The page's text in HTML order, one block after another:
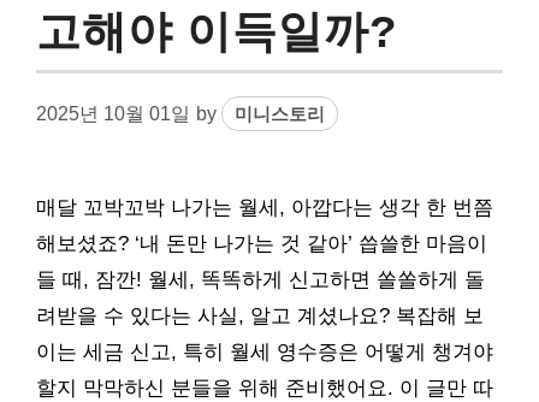
고해야 이득일까?
2025년 10월 01일 by 미니스토리
매달 꼬박꼬박 나가는 월세, 아깝다는 생각 한 번쯤
해보셨죠? ‘내 돈만 나가는 것 같아’ 씁쓸한 마음이
들 때, 잠깐! 월세, 똑똑하게 신고하면 쏠쏠하게 돌
려받을 수 있다는 사실, 알고 계셨나요? 복잡해 보
이는 세금 신고, 특히 월세 영수증은 어떻게 챙겨야
할지 막막하신 분들을 위해 준비했어요. 이 글만 따